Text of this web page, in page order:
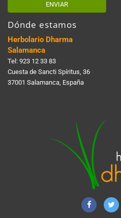
ENVIAR
Dónde estamos
Herbolario Dharma
Salamanca
Tel: 923 12 33 83
Cuesta de Sancti Spí­ritus, 36
37001 Salamanca, España